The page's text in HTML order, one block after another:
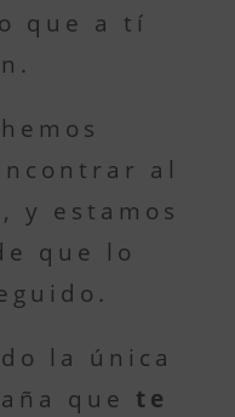
que a tí
al
y estamos
que lo
la única
que te